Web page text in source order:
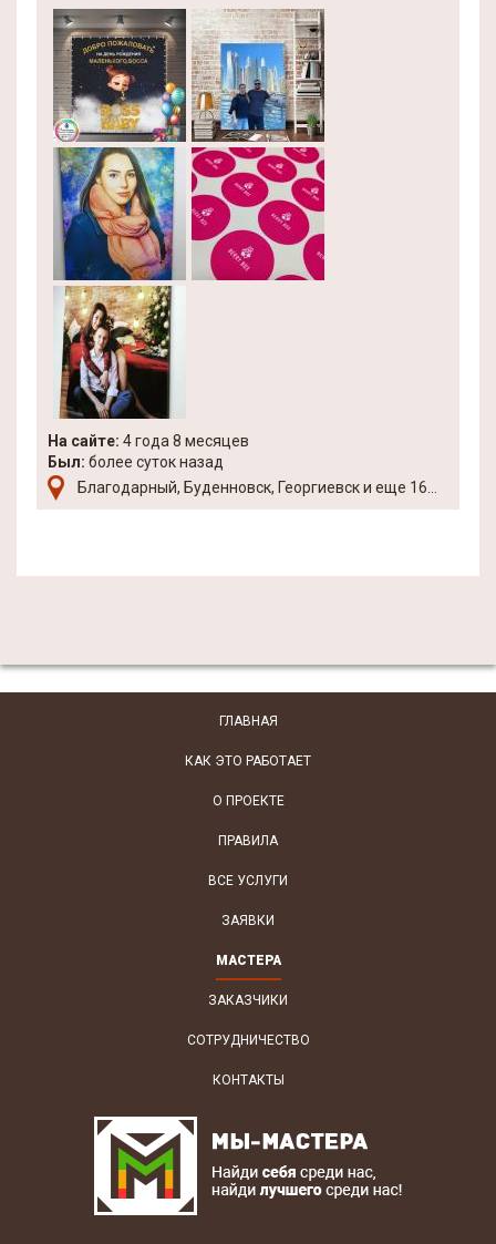
На сайте: 4 года 8 месяцев
Был: более суток назад
Благодарный, Буденновск, Георгиевск и еще 16...
ГЛАВНАЯ
КАК ЭТО РАБОТАЕТ
О ПРОЕКТЕ
ПРАВИЛА
ВСЕ УСЛУГИ
ЗАЯВКИ
МАСТЕРА
ЗАКАЗЧИКИ
СОТРУДНИЧЕСТВО
КОНТАКТЫ